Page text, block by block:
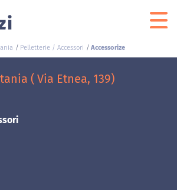
Pelletterie / Accessori Accessorize
( Via Etnea, 139)